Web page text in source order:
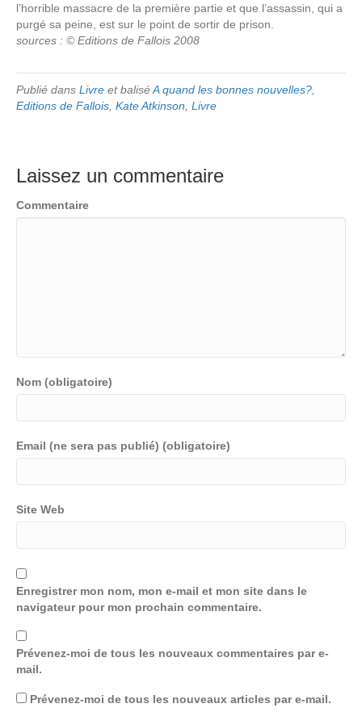
l’horrible massacre de la première partie et que l’assassin, qui a
purgé sa peine, est sur le point de sortir de prison.
sources : © Editions de Fallois 2008
Publié dans Livre et baliséA quand les bonnes nouvelles?
Editions de Fallois Kate Atkinson Livre
Laissez un commentaire
Commentaire
Nom (obligatoire)
Email (ne sera pas publié) (obligatoire)
Site Web
Enregistrer mon nom, mon e-mail et mon site dans le
navigateur pour mon prochain commentaire.
Prévenez-moi de tous les nouveaux commentaires par e-
mail.
Prévenez-moi de tous les nouveaux articles par e-mail.